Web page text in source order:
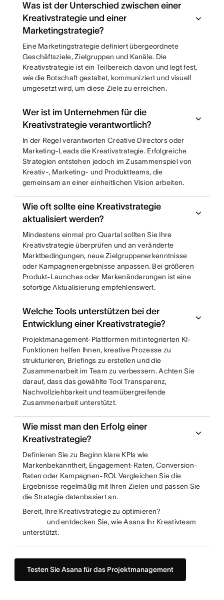
Was ist der Unterschied zwischen einer
Kreativstrategie und einer
Marketingstrategie?
Eine Marketingstrategie definiert übergeordnete
Geschäftsziele, Zielgruppen und Kanäle. Die
Kreativstrategie ist ein Teilbereich davon und legt fest,
wiedie Botschaft gestaltet, kommuniziert und visuell
umgesetzt wird, um diese Ziele zu erreichen.
Wer ist im Unternehmen für die
Kreativstrategie verantwortlich?
In der Regel verantworten Creative Directors oder
Marketing-Leads die Kreativstrategie. Erfolgreiche
Strategien entstehen jedoch im Zusammenspiel von
Kreativ-, Marketing- und Produktteams, die
gemeinsam an einer einheitlichen Vision arbeiten.
Wie oft sollte eine Kreativstrategie
aktualisiert werden?
Mindestens einmal pro Quartal sollten Sie Ihre
Kreativstrategie überprüfen und an veränderte
Marktbedingungen, neue Zielgruppenerkenntnisse
oder Kampagnenergebnisse anpassen. Bei größeren
Produkt-Launches oder Markenänderungen ist eine
sofortige Aktualisierung empfehlenswert.
Welche Tools unterstützen bei der
Entwicklung einer Kreativstrategie?
Projektmanagement-Plattformen mit integrierten KI-
Funktionen helfen Ihnen, kreative Prozesse zu
strukturieren, Briefings zu erstellen und die
Zusammenarbeit im Team zu verbessern. Achten Sie
darauf, dass das gewählte Tool Transparenz,
Nachvollziehbarkeit und teamübergreifende
Zusammenarbeit unterstützt.
Wie misst man den Erfolg einer
Kreativstrategie?
Definieren Sie zu Beginn klare KPIs wie
Markenbekanntheit, Engagement-Raten, Conversion-
Raten oder Kampagnen-ROI. Vergleichen Sie die
Ergebnisse regelmäßig mit Ihren Zielen und passen Sie
die Strategie datenbasiert an.
Bereit, Ihre Kreativstrategie zu optimieren?
und entdecken Sie, wie Asana Ihr Kreativteam
unterstützt.
Testen Sie Asana für das Projektmanagement